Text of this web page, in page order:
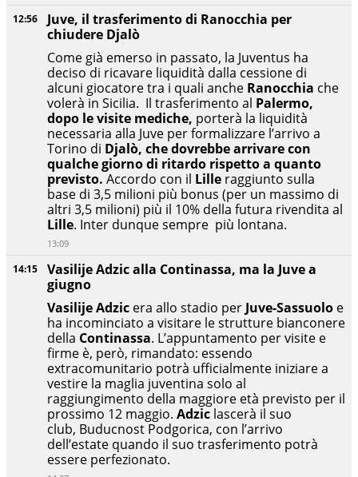
14:15
Vasilije Adzic alla Continassa, ma la Juve a
giugno
Vasilije Adzic era allo stadio per Juve-Sassuolo e
ha incominciato a visitare le strutture bianconere
della Continassa. L’appuntamento per visite e
firme è, però, rimandato: essendo
extracomunitario potrà ufficialmente iniziare a
vestire la maglia juventina solo al
raggiungimento della maggiore età previsto per il
prossimo 12 maggio. Adzic lascerà il suo
club, Buducnost Podgorica, con l’arrivo
dell’estate quando il suo trasferimento potrà
essere perfezionato.
12:56
Juve, il trasferimento di Ranocchia per
chiudere Djalò
Come già emerso in passato, la Juventus ha
deciso di ricavare liquidità dalla cessione di
alcuni giocatore tra i quali anche Ranocchia che
volerà in Sicilia. Il trasferimento al Palermo,
dopo le visite mediche, porterà la liquidità
necessaria alla Juve per formalizzare l’arrivo a
Torino di Djalò, che dovrebbe arrivare con
qualche giorno di ritardo rispetto a quanto
previsto. Accordo con il Lille raggiunto sulla
base di 3,5 milioni più bonus (per un massimo di
altri 3,5 milioni) più il 10% della futura rivendita al
Lille. Inter dunque sempre più lontana.
13:09